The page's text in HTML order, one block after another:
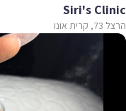
Siri's Clinic
הרצל 73, קרית אונו